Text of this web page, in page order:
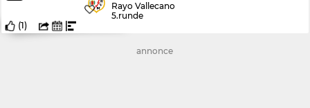
Rayo Vallecano
5.runde
(1)
annonce